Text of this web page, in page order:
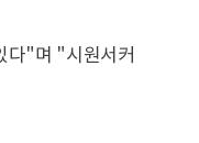
다"며 "시원서커